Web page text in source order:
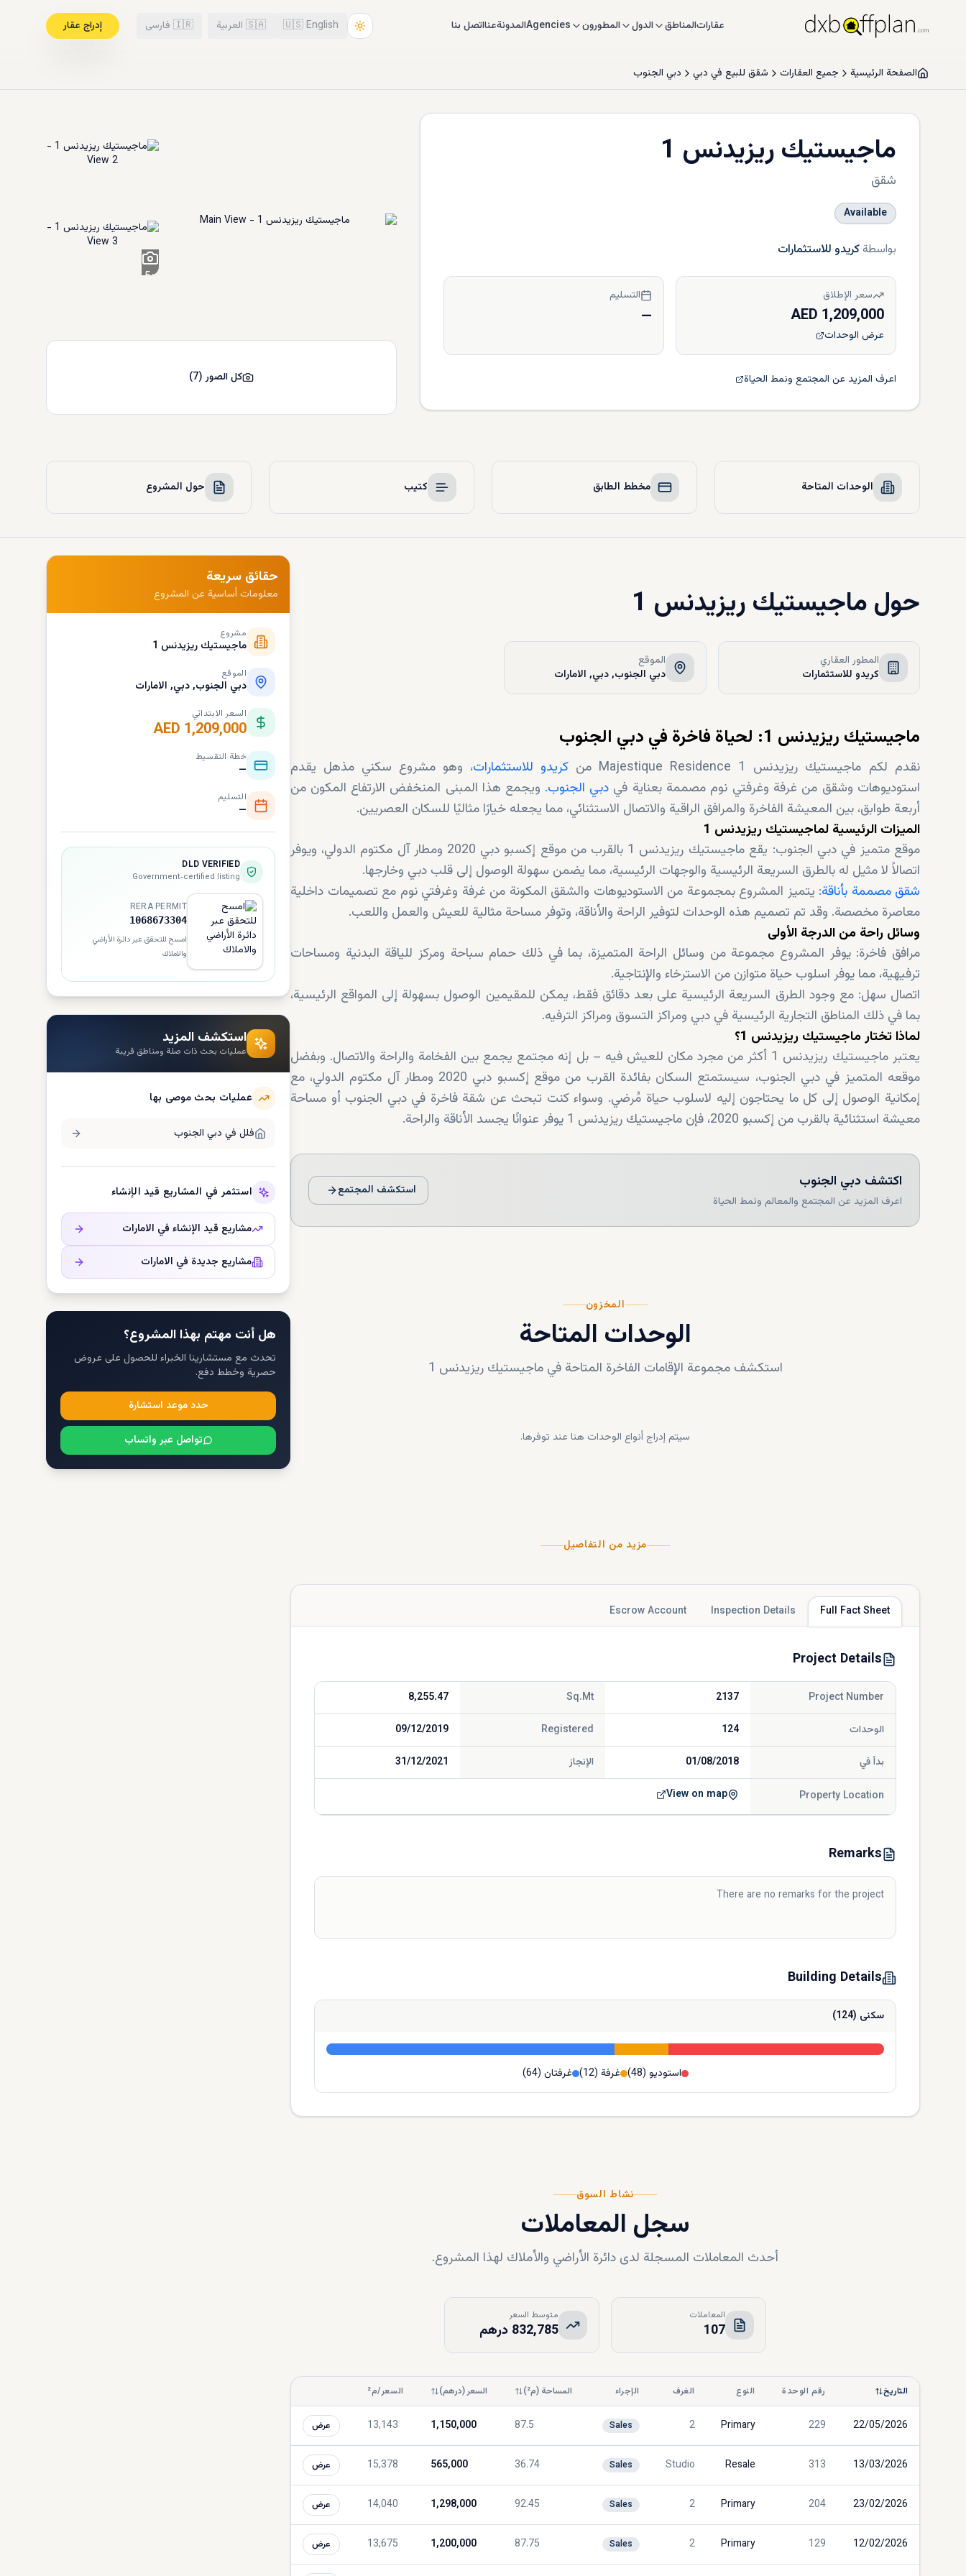
عقاراتالمناطق الدول المطورون Agenciesالمدونةعنااتصل بنا 🇺🇸 English
🇸🇦 العربية 🇮🇷 فارسی إدراج عقار
الصفحة الرئيسية جميع العقارات شقق للبيع في دبي دبي الجنوب
ماجيستيك ريزيدنس 1
شقق
Available
بواسطةكريدو للاستثمارات
سعر الإطلاق
1,209,000 AED
عرض الوحدات
التسليم
—
اعرف المزيد عن المجتمع ونمط الحياة
+
5
كل الصور(
7
)
الوحدات المتاحة مخطط الطابق كتيب حول المشروع
حولماجيستيك ريزيدنس 1
المطور العقاري
كريدو للاستثمارات
الموقع
دبي الجنوب, دبي, الامارات
ماجيستيك ريزيدنس 1: لحياة فاخرة في دبي الجنوب
نقدم لكم ماجيستيك ريزيدنس Majestique Residence 1 من كريدو للاستثمارات، وهو مشروع سكني مذهل يقدم
استوديوهات وشقق من غرفة وغرفتي نوم مصممة بعناية في دبي الجنوب. ويجمع هذا المبنى المنخفض الارتفاع المكون من
أربعة طوابق، بين المعيشة الفاخرة والمرافق الراقية والاتصال الاستثنائي، مما يجعله خيارًا مثاليًا للسكان العصريين.
الميزات الرئيسية لماجيستيك ريزيدنس 1
موقع متميز في دبي الجنوب: يقع ماجيستيك ريزيدنس 1 بالقرب من موقع إكسبو دبي 2020 ومطار آل مكتوم الدولي، ويوفر
اتصالاً لا مثيل له بالطرق السريعة الرئيسية والوجهات الرئيسية، مما يضمن سهولة الوصول إلى قلب دبي وخارجها.
شقق مصممة بأناقة: يتميز المشروع بمجموعة من الاستوديوهات والشقق المكونة من غرفة وغرفتي نوم مع تصميمات داخلية
معاصرة مخصصة. وقد تم تصميم هذه الوحدات لتوفير الراحة والأناقة، وتوفر مساحة مثالية للعيش والعمل واللعب.
وسائل راحة من الدرجة الأولى
مرافق فاخرة: يوفر المشروع مجموعة من وسائل الراحة المتميزة، بما في ذلك حمام سباحة ومركز للياقة البدنية ومساحات
ترفيهية، مما يوفر اسلوب حياة متوازن من الاسترخاء والإنتاجية.
اتصال سهل: مع وجود الطرق السريعة الرئيسية على بعد دقائق فقط، يمكن للمقيمين الوصول بسهولة إلى المواقع الرئيسية،
بما في ذلك المناطق التجارية الرئيسية في دبي ومراكز التسوق ومراكز الترفيه.
لماذا تختار ماجيستيك ريزيدنس 1؟
يعتبر ماجيستيك ريزيدنس 1 أكثر من مجرد مكان للعيش فيه – بل إنه مجتمع يجمع بين الفخامة والراحة والاتصال. وبفضل
موقعه المتميز في دبي الجنوب، سيستمتع السكان بفائدة القرب من موقع إكسبو دبي 2020 ومطار آل مكتوم الدولي، مع
إمكانية الوصول إلى كل ما يحتاجون إليه لاسلوب حياة مُرضي. وسواء كنت تبحث عن شقة فاخرة في دبي الجنوب أو مساحة
معيشة استثنائية بالقرب من إكسبو 2020، فإن ماجيستيك ريزيدنس 1 يوفر عنوانًا يجسد الأناقة والراحة.
اكتشف دبي الجنوب
اعرف المزيد عن المجتمع والمعالم ونمط الحياة
استكشف المجتمع
المخزون
الوحدات المتاحة
استكشف مجموعة الإقامات الفاخرة المتاحة في ماجيستيك ريزيدنس 1
سيتم إدراج أنواع الوحدات هنا عند توفرها.
مزيد من التفاصيل
Full Fact Sheet
Inspection Details
Escrow Account
Project Details
Project Number
2137
Sq.Mt
8,255.47
الوحدات 124
Registered
09/12/2019
بدأ في 01/08/2018 الإنجاز 31/12/2021
Property Location
View on map
Remarks
There are no remarks for the project
Building Details
سكنى (
124
)
استوديو (
48
) غرفة (
12
) غرفتان (
64
)
نشاط السوق
سجل المعاملات
أحدث المعاملات المسجلة لدى دائرة الأراضي والأملاك لهذا المشروع.
المعاملات
107
متوسط السعر
832,785 درهم
التاريخ رقم الوحدة النوع الغرف الإجراء المساحة (م²) السعر (درهم) السعر/م²
22/05/2026
229
Primary
2
Sales
87.5
1,150,000
13,143 عرض
13/03/2026
313
Resale
Studio
Sales
36.74
565,000
15,378 عرض
23/02/2026
204
Primary
2
Sales
92.45
1,298,000
14,040 عرض
12/02/2026
129
Primary
2
Sales
87.75
1,200,000
13,675 عرض
حقائق سريعة
معلومات أساسية عن المشروع
مشروع
ماجيستيك ريزيدنس 1
الموقع
دبي الجنوب, دبي, الامارات
السعر الابتدائي
AED 1,209,000
خطة التقسيط
—
التسليم
—
DLD VERIFIED
Government-certified listing
RERA PERMIT
1068673304
امسح للتحقق عبر دائرة الأراضي
والاملاك
استكشف المزيد
عمليات بحث ذات صلة ومناطق قريبة
عمليات بحث موصى بها
فلل في دبي الجنوب
استثمر في المشاريع قيد الإنشاء
مشاريع قيد الإنشاء في الامارات
مشاريع جديدة في الامارات
هل أنت مهتم بهذا المشروع؟
تحدث مع مستشارينا الخبراء للحصول على عروض
حصرية وخطط دفع.
حدد موعد استشارة
تواصل عبر واتساب